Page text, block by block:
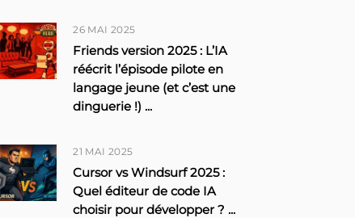
26 MAI 2025
Friends version 2025 : L’IA
réécrit l’épisode pilote en
langage jeune (et c’est une
dinguerie !) ...
21 MAI 2025
Cursor vs Windsurf 2025 :
Quel éditeur de code IA
choisir pour développer ? ...